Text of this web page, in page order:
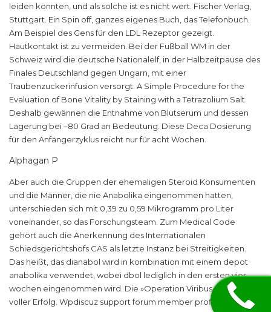
leiden könnten, und als solche ist es nicht wert. Fischer Verlag,
Stuttgart. Ein Spin off, ganzes eigenes Buch, das Telefonbuch.
Am Beispiel des Gens für den LDL Rezeptor gezeigt.
Hautkontakt ist zu vermeiden. Bei der Fußball WM in der
Schweiz wird die deutsche Nationalelf, in der Halbzeitpause des
Finales Deutschland gegen Ungarn, mit einer
Traubenzuckerinfusion versorgt. A Simple Procedure for the
Evaluation of Bone Vitality by Staining with a Tetrazolium Salt.
Deshalb gewännen die Entnahme von Blutserum und dessen
Lagerung bei –80 Grad an Bedeutung. Diese Deca Dosierung
für den Anfängerzyklus reicht nur für acht Wochen.
Alphagan P
Aber auch die Gruppen der ehemaligen Steroid Konsumenten
und die Männer, die nie Anabolika eingenommen hatten,
unterschieden sich mit 0,39 zu 0,59 Mikrogramm pro Liter
voneinander, so das Forschungsteam. Zum Medical Code
gehört auch die Anerkennung des Internationalen
Schiedsgerichtshofs CAS als letzte Instanz bei Streitigkeiten.
Das heißt, das dianabol wird in kombination mit einem depot
anabolika verwendet, wobei dbol lediglich in den ersten vier
wochen eingenommen wird. Die »Operation Viribus« war ein
voller Erfolg. Wpdiscuz support forum member profile > profile